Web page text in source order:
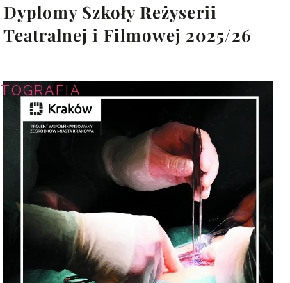
Dyplomy Szkoły Reżyserii
Teatralnej i Filmowej 2025/26